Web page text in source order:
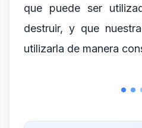
que puede ser
destruir, y que
utilizarla de manera